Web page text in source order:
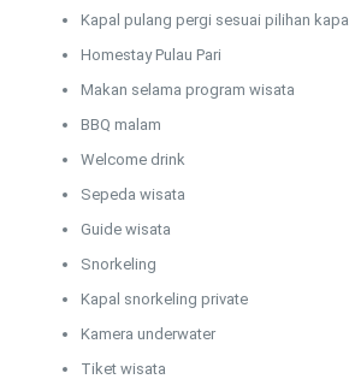
Kapal pulang pergi sesuai pilihan kapal
Homestay Pulau Pari
Makan selama program wisata
BBQ malam
Welcome drink
Sepeda wisata
Guide wisata
Snorkeling
Kapal snorkeling private
Kamera underwater
Tiket wisata